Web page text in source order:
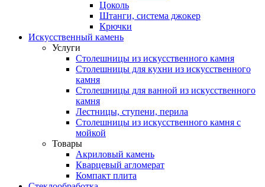
Цоколь
Штанги, система джокер
Крючки
Искусственный камень
Услуги
Столешницы из искусственного камня
Столешницы для кухни из искусственного
камня
Столешницы для ванной из искусственного
камня
Лестницы, ступени, перила
Столешницы из искусственного камня с
мойкой
Товары
Акриловый камень
Кварцевый агломерат
Компакт плита